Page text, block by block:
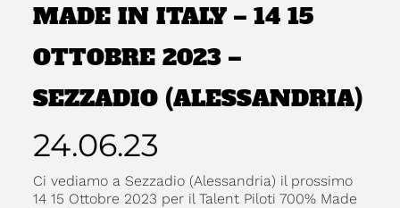
MADE IN ITALY – 14 15
OTTOBRE 2023 –
SEZZADIO (ALESSANDRIA)
24.06.23
Ci vediamo a Sezzadio (Alessandria) il prossimo
14 15 Ottobre 2023 per il Talent Piloti 700% Made